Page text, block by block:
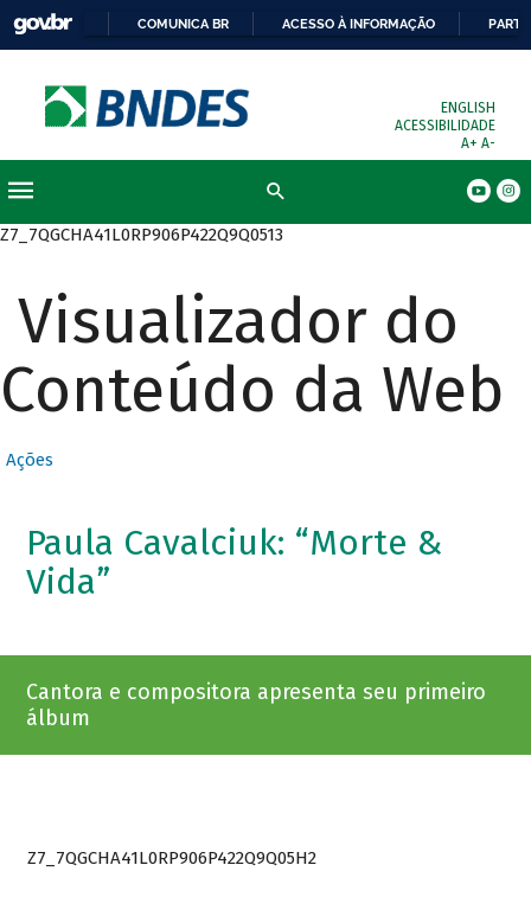
COMUNICA BR ACESSO À INFORMAÇÃO
ENGLISH
ACESSIBILIDADE
A+ A-
Z7_7QGCHA41L0RP906P422Q9Q0513
Visualizador do
Conteúdo da Web
Ações
Paula Cavalciuk: “Morte &
Vida”
Cantora e compositora apresenta seu primeiro
álbum
Z7_7QGCHA41L0RP906P422Q9Q05H2